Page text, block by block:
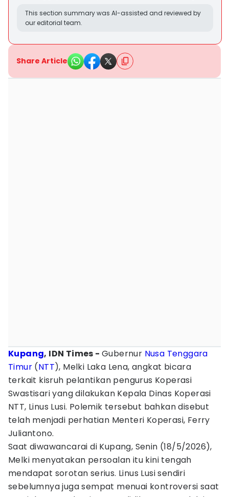
This section summary was AI-assisted and reviewed by
our editorial team.
Share Article
Kupang, IDN Times -Gubernur Nusa Tenggara
Timur (NTT), Melki Laka Lena, angkat bicara
terkait kisruh pelantikan pengurus Koperasi
Swastisari yang dilakukan Kepala Dinas Koperasi
NTT, Linus Lusi. Polemik tersebut bahkan disebut
telah menjadi perhatian Menteri Koperasi, Ferry
Juliantono.
Saat diwawancarai di Kupang, Senin (18/5/2026),
Melki menyatakan persoalan itu kini tengah
mendapat sorotan serius. Linus Lusi sendiri
sebelumnya juga sempat menuai kontroversi saat